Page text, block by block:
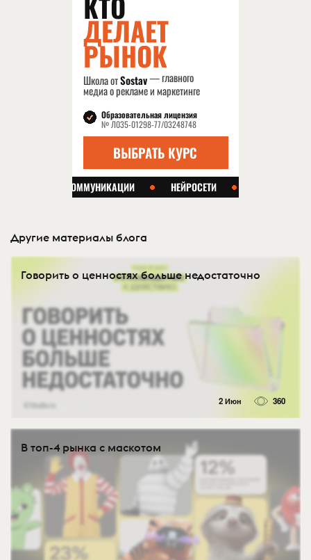
Другие материалы блога
Говорить о ценностях больше недостаточно
2 Июн 360
В топ-4 рынка с маскотом